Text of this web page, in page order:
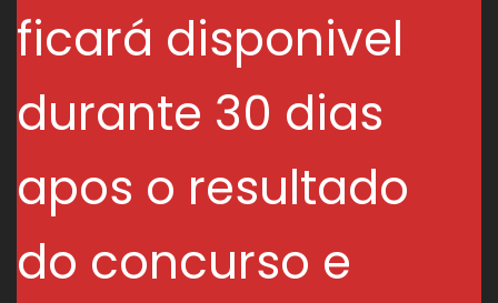
ficará disponivel
durante 30 dias
apos o resultado
do concurso e